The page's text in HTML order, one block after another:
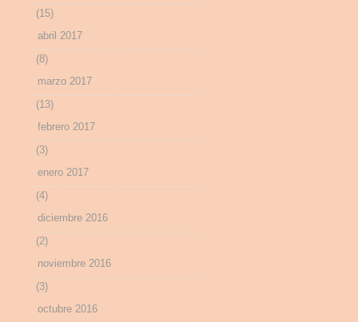
(15)
abril 2017
(8)
marzo 2017
(13)
febrero 2017
(3)
enero 2017
(4)
diciembre 2016
(2)
noviembre 2016
(3)
octubre 2016